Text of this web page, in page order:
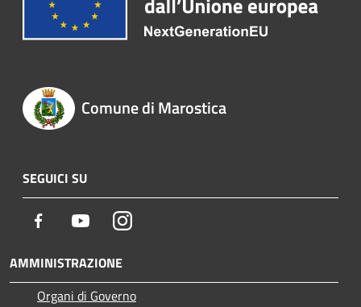
Comune di Marostica
SEGUICI SU
Facebook YoutubeInstagram
AMMINISTRAZIONE
Organi di Governo